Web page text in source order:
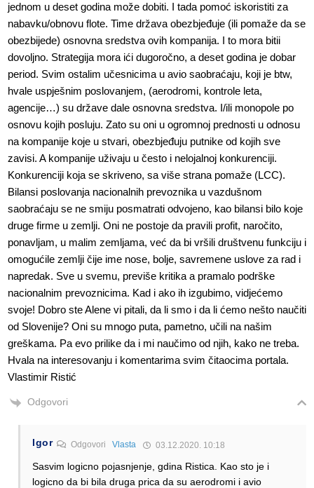
jednom u deset godina može dobiti. I tada pomoć iskoristiti za
nabavku/obnovu flote. Time država obezbjeđuje (ili pomaže da se
obezbijede) osnovna sredstva ovih kompanija. I to mora bitii
dovoljno. Strategija mora ići dugoročno, a deset godina je dobar
period. Svim ostalim učesnicima u avio saobraćaju, koji je btw,
hvale uspješnim poslovanjem, (aerodromi, kontrole leta,
agencije…) su države dale osnovna sredstva. I/ili monopole po
osnovu kojih posluju. Zato su oni u ogromnoj prednosti u odnosu
na kompanije koje u stvari, obezbjeđuju putnike od kojih sve
zavisi. A kompanije uživaju u često i nelojalnoj konkurenciji.
Konkurenciji koja se skriveno, sa više strana pomaže (LCC).
Bilansi poslovanja nacionalnih prevoznika u vazdušnom
saobraćaju se ne smiju posmatrati odvojeno, kao bilansi bilo koje
druge firme u zemlji. Oni ne postoje da pravili profit, naročito,
ponavljam, u malim zemljama, već da bi vršili društvenu funkciju i
omogućile zemlji čije ime nose, bolje, savremene uslove za rad i
napredak. Sve u svemu, previše kritika a pramalo podrške
nacionalnim prevoznicima. Kad i ako ih izgubimo, vidjećemo
svoje! Dobro ste Alene vi pitali, da li smo i da li ćemo nešto naučiti
od Slovenije? Oni su mnogo puta, pametno, učili na našim
greškama. Pa evo prilike da i mi naučimo od njih, kako ne treba.
Hvala na interesovanju i komentarima svim čitaocima portala.
Vlastimir Ristić
Odgovori
Igor Odgovori Vlasta 03.12.2020. 10:18
Sasvim logicno pojasnjenje, gdina Ristica. Kao sto je i
logicno da bi bila druga prica da su aerodromi i avio